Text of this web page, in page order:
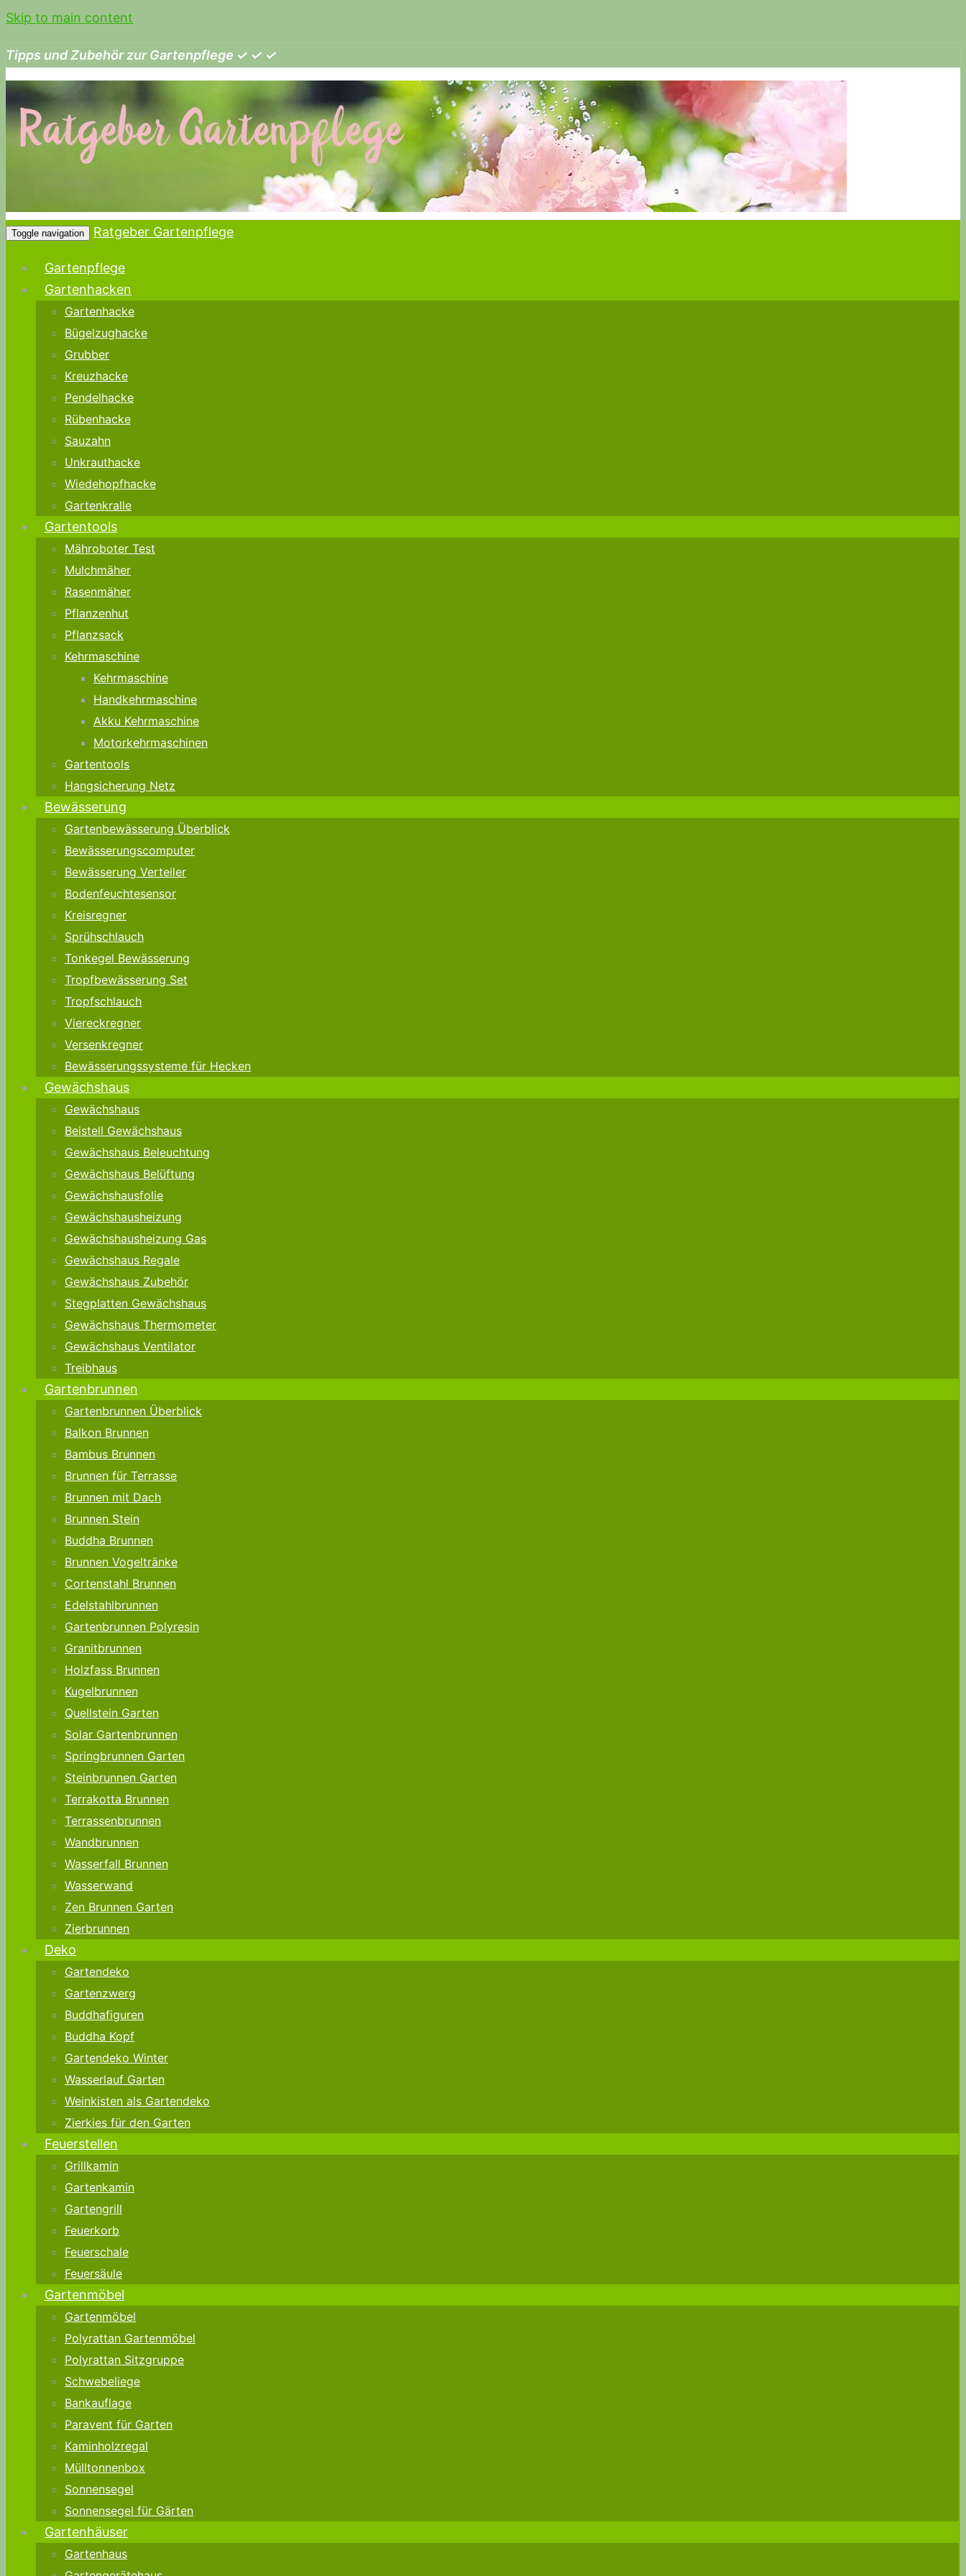
Skip to main content
Tipps und Zubehör zur Gartenpflege ✓ ✓ ✓
Toggle navigation Ratgeber Gartenpflege
Gartenpflege
Gartenhacken
Gartenhacke
Bügelzughacke
Grubber
Kreuzhacke
Pendelhacke
Rübenhacke
Sauzahn
Unkrauthacke
Wiedehopfhacke
Gartenkralle
Gartentools
Mähroboter Test
Mulchmäher
Rasenmäher
Pflanzenhut
Pflanzsack
Kehrmaschine
Kehrmaschine
Handkehrmaschine
Akku Kehrmaschine
Motorkehrmaschinen
Gartentools
Hangsicherung Netz
Bewässerung
Gartenbewässerung Überblick
Bewässerungscomputer
Bewässerung Verteiler
Bodenfeuchtesensor
Kreisregner
Sprühschlauch
Tonkegel Bewässerung
Tropfbewässerung Set
Tropfschlauch
Viereckregner
Versenkregner
Bewässerungssysteme für Hecken
Gewächshaus
Gewächshaus
Beistell Gewächshaus
Gewächshaus Beleuchtung
Gewächshaus Belüftung
Gewächshausfolie
Gewächshausheizung
Gewächshausheizung Gas
Gewächshaus Regale
Gewächshaus Zubehör
Stegplatten Gewächshaus
Gewächshaus Thermometer
Gewächshaus Ventilator
Treibhaus
Gartenbrunnen
Gartenbrunnen Überblick
Balkon Brunnen
Bambus Brunnen
Brunnen für Terrasse
Brunnen mit Dach
Brunnen Stein
Buddha Brunnen
Brunnen Vogeltränke
Cortenstahl Brunnen
Edelstahlbrunnen
Gartenbrunnen Polyresin
Granitbrunnen
Holzfass Brunnen
Kugelbrunnen
Quellstein Garten
Solar Gartenbrunnen
Springbrunnen Garten
Steinbrunnen Garten
Terrakotta Brunnen
Terrassenbrunnen
Wandbrunnen
Wasserfall Brunnen
Wasserwand
Zen Brunnen Garten
Zierbrunnen
Deko
Gartendeko
Gartenzwerg
Buddhafiguren
Buddha Kopf
Gartendeko Winter
Wasserlauf Garten
Weinkisten als Gartendeko
Zierkies für den Garten
Feuerstellen
Grillkamin
Gartenkamin
Gartengrill
Feuerkorb
Feuerschale
Feuersäule
Gartenmöbel
Gartenmöbel
Polyrattan Gartenmöbel
Polyrattan Sitzgruppe
Schwebeliege
Bankauflage
Paravent für Garten
Kaminholzregal
Mülltonnenbox
Sonnensegel
Sonnensegel für Gärten
Gartenhäuser
Gartenhaus